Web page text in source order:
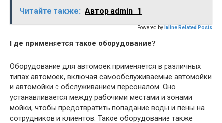
Читайте также: Автор admin_1
Powered by Inline Related Posts
Где применяется такое оборудование?
Оборудование для автомоек применяется в различных
типах автомоек, включая самообслуживаемые автомойки
и автомойки с обслуживанием персоналом. Оно
устанавливается между рабочими местами и зонами
мойки, чтобы предотвратить попадание воды и пены на
сотрудников и клиентов. Такое оборудование также